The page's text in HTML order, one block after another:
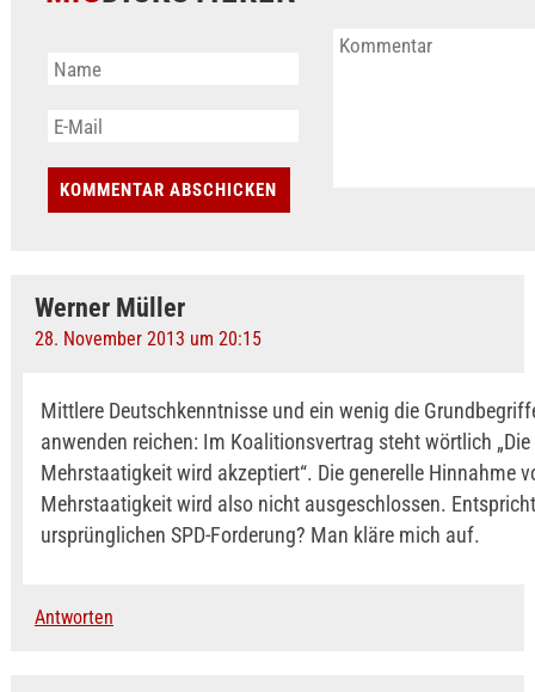
Werner Müller
28. November 2013 um 20:15
Mittlere Deutschkenntnisse und ein wenig die
anwenden reichen: Im Koalitionsvertrag steht wörtlich „Die
Mehrstaatigkeit wird akzeptiert“. Die generelle Hinnahme
Mehrstaatigkeit wird also nicht ausgeschlossen.
ursprünglichen SPD-Forderung? Man kläre mich auf.
Antworten